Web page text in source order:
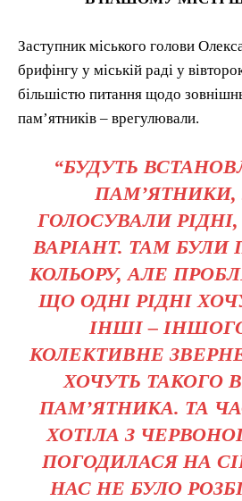
Заступник міського голови
брифінгу у міській раді у
більшістю питання щодо
пам’ятників – врегулювали.
“БУДУТЬ
ПАМ’ЯТНИКИ,
ГОЛОСУВАЛИ
ВАРІАНТ. ТАМ
КОЛЬОРУ, АЛЕ
ЩО ОДНІ РІДНІ
ІНШІ –
КОЛЕКТИВНЕ
ХОЧУТЬ ТАКОГО
ПАМ’ЯТНИКА. ТА
ХОТІЛА З
ПОГОДИЛАСЯ НА
НАС НЕ БУЛО